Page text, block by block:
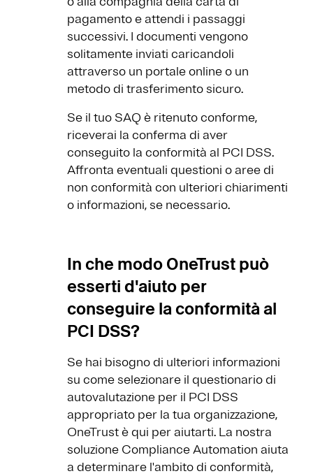
pagamento e attendi i passaggi
successivi. I documenti vengono
solitamente inviati caricandoli
attraverso un portale online o un
metodo di trasferimento sicuro.
Se il tuo SAQ è ritenuto conforme,
riceverai la conferma di aver
conseguito la conformità al PCI DSS.
Affronta eventuali questioni o aree di
non conformità con ulteriori chiarimenti
o informazioni, se necessario.
In che modo OneTrust può
esserti d'aiuto per
conseguire la conformità al
PCI DSS?
Se hai bisogno di ulteriori informazioni
su come selezionare il questionario di
autovalutazione per il PCI DSS
appropriato per la tua organizzazione,
OneTrust è qui per aiutarti. La nostra
soluzione Compliance Automation aiuta
a determinare l'ambito di conformità,